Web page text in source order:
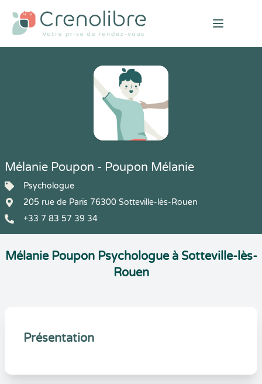
Open
Mélanie Poupon - Poupon Mélanie
Psychologue
205 rue de Paris 76300 Sotteville-lès-Rouen
+33 7 83 57 39 34
Mélanie Poupon Psychologue à Sotteville-lès-
Rouen
Présentation